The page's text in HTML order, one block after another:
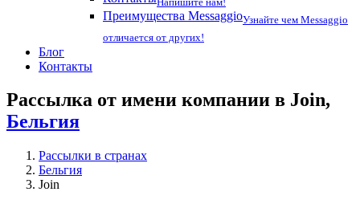
Преимущества MessaggioУзнайте чем Messaggio
отличается от других!
Блог
Контакты
Рассылка от имени компании в Join,
Бельгия
Рассылки в странах
Бельгия
Join